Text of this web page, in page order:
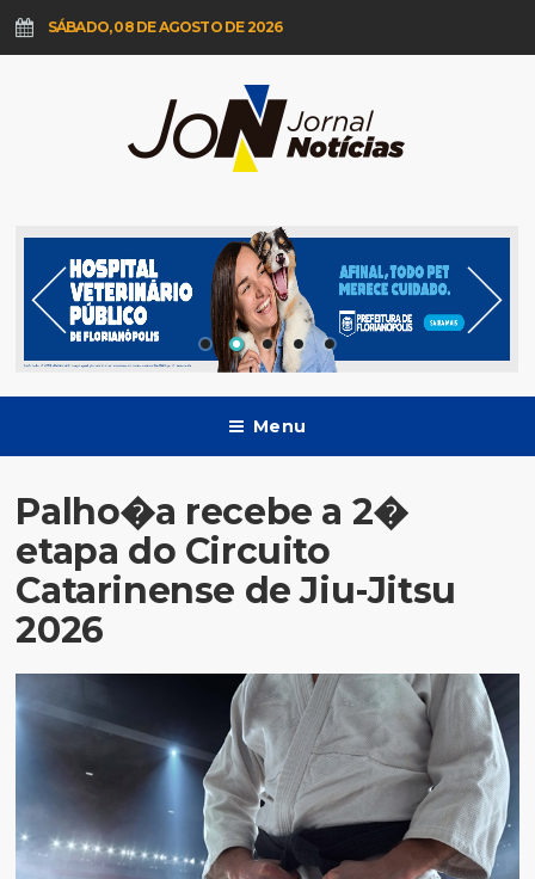
SÁBADO, 08 DE AGOSTO DE 2026
Menu
Palho�a recebe a 2�
etapa do Circuito
Catarinense de Jiu-Jitsu
2026